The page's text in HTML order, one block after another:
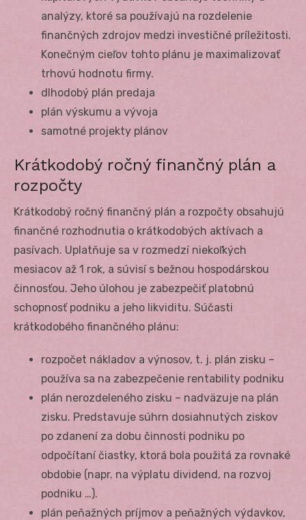
analýzy, ktoré sa používajú na rozdelenie
finančných zdrojov medzi investičné príležitosti.
Konečným cieľov tohto plánu je maximalizovať
trhovú hodnotu firmy.
dlhodobý plán predaja
plán výskumu a vývoja
samotné projekty plánov
Krátkodobý ročný finančný plán a
rozpočty
Krátkodobý ročný finančný plán a rozpočty obsahujú
finančné rozhodnutia o krátkodobých aktívach a
pasívach. Uplatňuje sa v rozmedzí niekoľkých
mesiacov až 1 rok, a súvisí s bežnou hospodárskou
činnosťou. Jeho úlohou je zabezpečiť platobnú
schopnosť podniku a jeho likviditu. Súčasti
krátkodobého finančného plánu:
rozpočet nákladov a výnosov, t. j. plán zisku –
používa sa na zabezpečenie rentability podniku
plán nerozdeleného zisku – nadväzuje na plán
zisku. Predstavuje súhrn dosiahnutých ziskov
po zdanení za dobu činnosti podniku po
odpočítaní čiastky, ktorá bola použitá za rovnaké
obdobie (napr. na výplatu dividend, na rozvoj
podniku …).
plán peňažných príjmov a peňažných výdavkov,